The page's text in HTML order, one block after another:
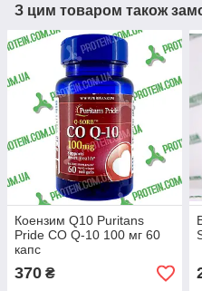
З цим товаром також
Коензим Q10 Puritans
Pride CO Q-10 100 мг 60
капс
370 ₴